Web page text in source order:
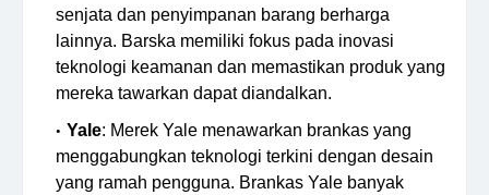
senjata dan penyimpanan barang berharga
lainnya. Barska memiliki fokus pada inovasi
teknologi keamanan dan memastikan produk yang
mereka tawarkan dapat diandalkan.
Yale: Merek Yale menawarkan brankas yang
menggabungkan teknologi terkini dengan desain
yang ramah pengguna. Brankas Yale banyak